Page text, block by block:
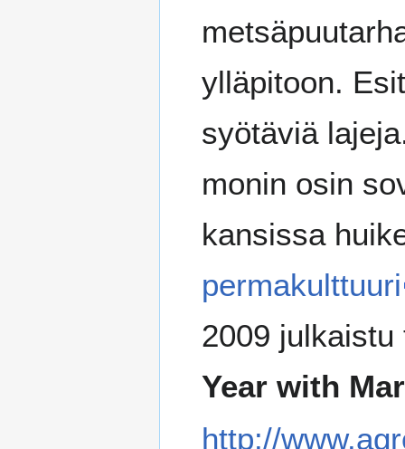
ylläpitoon.
syötäviä
monin osin
kansissa
permakulttuuri
2009
Year with
http://